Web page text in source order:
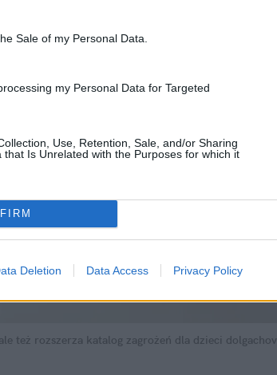
Sale of my Personal Data.
my Personal Data for Targeted
Use, Retention, Sale, and/or Sharing
that Is Unrelated with the Purposes for which it
Deletion Data Access Privacy Policy
też rozszerza katalog zagrożeń dla dzieci dolgachov